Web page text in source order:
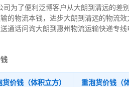
司为了便利泛博客户从大朗到清远的差
的物流本钱，进步大朗到清远的物流
通话问询大朗到惠州物流运输快递专
货价钱（体积立方） 重泡货价钱（